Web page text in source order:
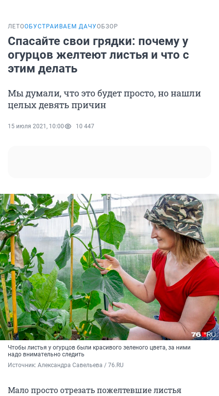
ЛЕТООБУСТРАИВАЕМ ДАЧУОБЗОР
Спасайте свои грядки: почему у
огурцов желтеют листья и что с
этим делать
Мы думали, что это будет просто, но нашли
целых девять причин
15 июля 2021, 10:00 10 447
Чтобы листья у огурцов были красивого зеленого цвета, за ними
надо внимательно следить
Источник: Александра Савельева / 76.RU
Мало просто отрезать пожелтевшие листья